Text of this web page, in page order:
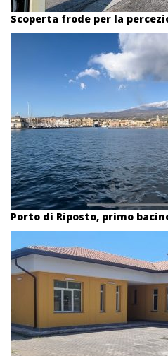
Scoperta frode per la
Porto di Riposto, primo